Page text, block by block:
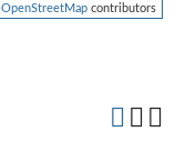
OpenStreetMapcontributors